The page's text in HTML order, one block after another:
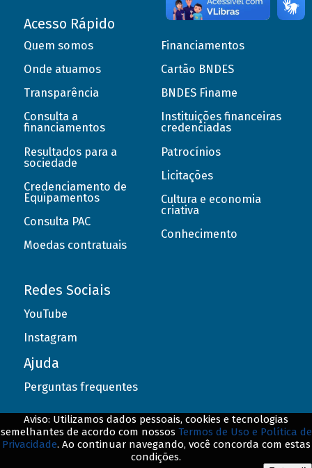
Acesso Rápido
Quem somos
Onde atuamos
Transparência
Consulta a
financiamentos
Resultados para a
sociedade
Credenciamento de
Equipamentos
Consulta PAC
Moedas contratuais
Financiamentos
Cartão BNDES
BNDES Finame
Instituições financeiras
credenciadas
Patrocínios
Licitações
Cultura e economia
criativa
Conhecimento
Redes Sociais
YouTube
Instagram
Ajuda
Perguntas frequentes
© BNDES. Todos os direitos reservados
Aviso: Utilizamos dados pessoais, cookies e tecnologias
semelhantes de acordo com nossos Termos de Uso e Política de
Privacidade. Ao continuar navegando, você concorda com estas
condições.